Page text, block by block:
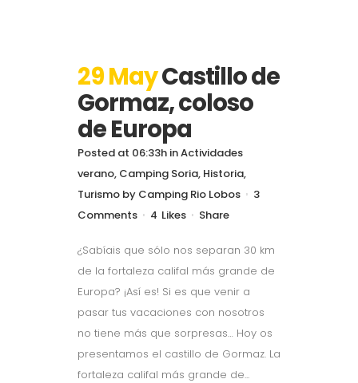
29 MayCastillo de
Gormaz, coloso
de Europa
Posted at 06:33h inActividades
verano, Camping Soria, Historia,
Turismo by Camping Rio Lobos
3
Comments
4 Likes Share
¿Sabíais que sólo nos separan 30 km
de la fortaleza califal más grande de
Europa? ¡Así es! Si es que venir a
pasar tus vacaciones con nosotros
no tiene más que sorpresas… Hoy os
presentamos el castillo de Gormaz. La
fortaleza califal más grande de...